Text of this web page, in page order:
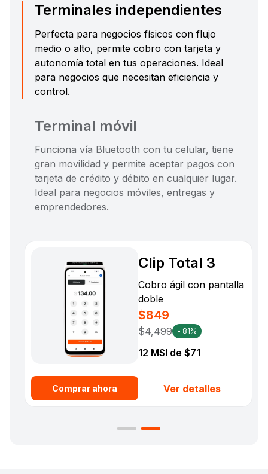
Terminales independientes
Perfecta para negocios físicos con flujo
medio o alto, permite cobro con tarjeta y
autonomía total en tus operaciones. Ideal
para negocios que necesitan eficiencia y
control.
Terminal móvil
Funciona vía Bluetooth con tu celular, tiene
gran movilidad y permite aceptar pagos con
tarjeta de crédito y débito en cualquier lugar.
Ideal para negocios móviles, entregas y
emprendedores.
Clip Total 3
Cobro ágil con pantalla
doble
$849
$4,499 - 81%
12 MSI de $71
Comprar ahora Ver detalles